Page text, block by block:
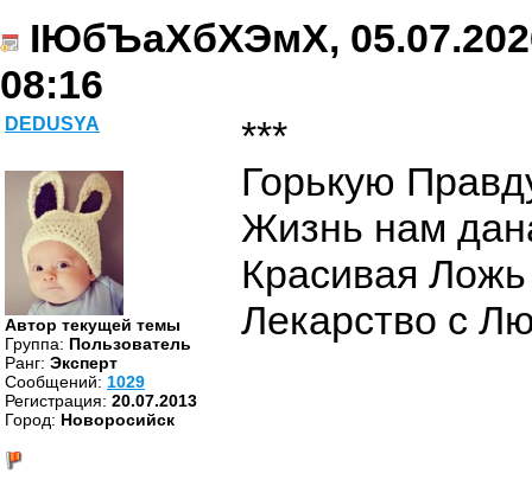
ІЮбЪаХбХЭмХ,
08:16
DEDUSYA
Автор текущей темы
Группа: Пользователь
Ранг: Эксперт
Cообщений: 1029
Регистрация: 20.07.2013
Город: Новоросийск
***
Горькую
Жизнь нам
Красивая
Лекарство с